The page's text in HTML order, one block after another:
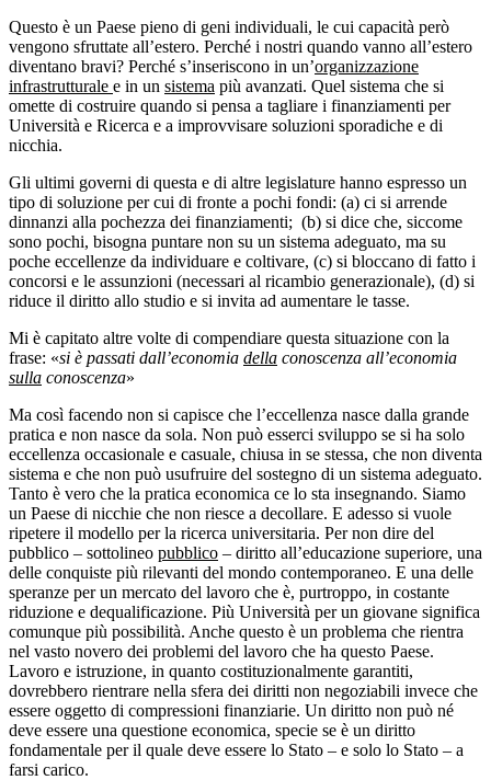
Questo è un Paese pieno di geni individuali, le cui capacità però
vengono sfruttate all’estero. Perché i nostri quando vanno all’estero
diventano bravi? Perché s’inseriscono in un’organizzazione
infrastrutturale e in un sistema più avanzati. Quel sistema che si
omette di costruire quando si pensa a tagliare i finanziamenti per
Università e Ricerca e a improvvisare soluzioni sporadiche e di
nicchia.
Gli ultimi governi di questa e di altre legislature hanno espresso un
tipo di soluzione per cui di fronte a pochi fondi: (a) ci si arrende
dinnanzi alla pochezza dei finanziamenti; (b) si dice che, siccome
sono pochi, bisogna puntare non su un sistema adeguato, ma su
poche eccellenze da individuare e coltivare, (c) si bloccano di fatto i
concorsi e le assunzioni (necessari al ricambio generazionale), (d) si
riduce il diritto allo studio e si invita ad aumentare le tasse.
Mi è capitato altre volte di compendiare questa situazione con la
frase: «si è passati dall’economia della conoscenza all’economia
sulla conoscenza»
Ma così facendo non si capisce che l’eccellenza nasce dalla grande
pratica e non nasce da sola. Non può esserci sviluppo se si ha solo
eccellenza occasionale e casuale, chiusa in se stessa, che non diventa
sistema e che non può usufruire del sostegno di un sistema adeguato.
Tanto è vero che la pratica economica ce lo sta insegnando. Siamo
un Paese di nicchie che non riesce a decollare. E adesso si vuole
ripetere il modello per la ricerca universitaria. Per non dire del
pubblico – sottolineo pubblico – diritto all’educazione superiore, una
delle conquiste più rilevanti del mondo contemporaneo. E una delle
speranze per un mercato del lavoro che è, purtroppo, in costante
riduzione e dequalificazione. Più Università per un giovane significa
comunque più possibilità. Anche questo è un problema che rientra
nel vasto novero dei problemi del lavoro che ha questo Paese.
Lavoro e istruzione, in quanto costituzionalmente garantiti,
dovrebbero rientrare nella sfera dei diritti non negoziabili invece che
essere oggetto di compressioni finanziarie. Un diritto non può né
deve essere una questione economica, specie se è un diritto
fondamentale per il quale deve essere lo Stato – e solo lo Stato – a
farsi carico.